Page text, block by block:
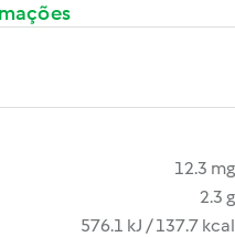
12.3 mg
2.3 g
576.1 kJ / 137.7 kcal